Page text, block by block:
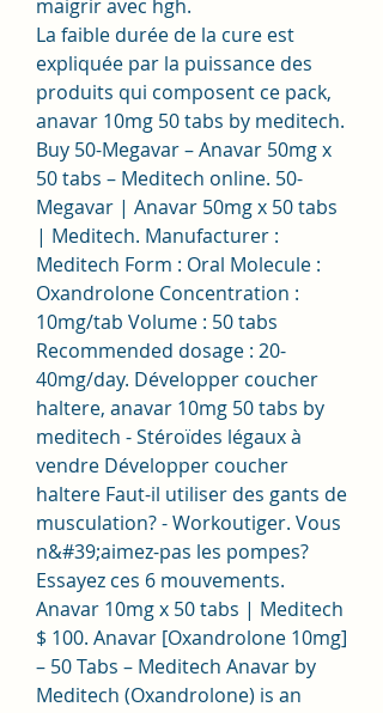
maigrir avec hgh.
La faible durée de la cure est
expliquée par la puissance des
produits qui composent ce pack,
anavar 10mg 50 tabs by meditech.
Buy 50-Megavar – Anavar 50mg x
50 tabs – Meditech online. 50-
Megavar | Anavar 50mg x 50 tabs
| Meditech. Manufacturer :
Meditech Form : Oral Molecule :
Oxandrolone Concentration :
10mg/tab Volume : 50 tabs
Recommended dosage : 20-
40mg/day. Développer coucher
haltere, anavar 10mg 50 tabs by
meditech - Stéroïdes légaux à
vendre Développer coucher
haltere Faut-il utiliser des gants de
musculation? - Workoutiger. Vous
n&#39;aimez-pas les pompes?
Essayez ces 6 mouvements.
Anavar 10mg x 50 tabs | Meditech
$ 100. Anavar [Oxandrolone 10mg]
– 50 Tabs – Meditech Anavar by
Meditech (Oxandrolone) is an